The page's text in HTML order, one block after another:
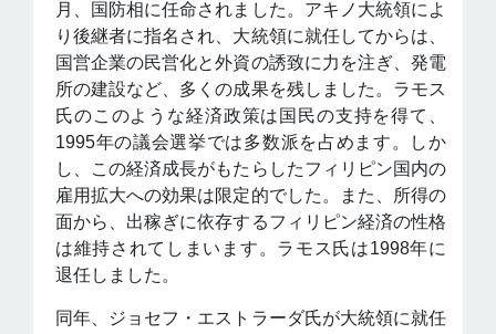
月、国防相に任命されました。アキノ大統領によ
り後継者に指名され、大統領に就任してからは、
国営企業の民営化と外資の誘致に力を注ぎ、発電
所の建設など、多くの成果を残しました。ラモス
氏のこのような経済政策は国民の支持を得て、
1995年の議会選挙では多数派を占めます。しか
し、この経済成長がもたらしたフィリピン国内の
雇用拡大への効果は限定的でした。また、所得の
面から、出稼ぎに依存するフィリピン経済の性格
は維持されてしまいます。ラモス氏は1998年に
退任しました。
同年、ジョセフ・エストラーダ氏が大統領に就任